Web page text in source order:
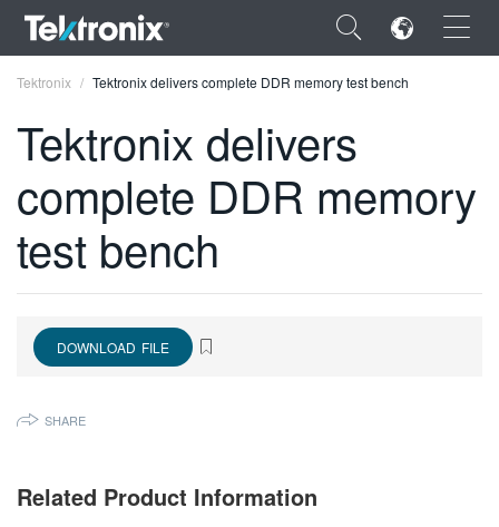
×
ENGLISH
FRANÇAIS
VIỆT NAM
Tektronix Tektronix delivers complete DDR memory test bench
Tektronix delivers
complete DDR memory
test bench
DOWNLOAD FILE
SHARE
Related Product Information